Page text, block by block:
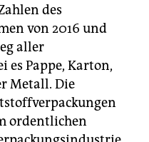
des
von 2016 und
aller
es Pappe, Karton,
Metall. Die
ordentlichen